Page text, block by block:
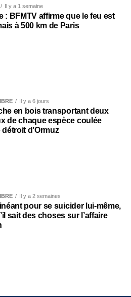
Il y a 1 semaine
: BFMTV affirme que le feu est
à 500 km de Paris
Il y a 6 jours
en bois transportant deux
de chaque espèce coulée
d’Ormuz
Il y a 2 semaines
pour se suicider lui-même,
sait des choses sur l’affaire